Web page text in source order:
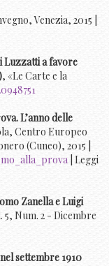
Venezia, 2015 |
a favore
, «Le Carte e la
L’anno delle
Centro Europeo
(Cuneo), 2015 |
| Leggi
Zanella e Luigi
5, Num. 2 - Dicembre
settembre 1910